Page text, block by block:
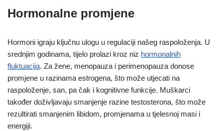
Hormonalne promjene
Hormoni igraju ključnu ulogu u regulaciji našeg raspoloženja. U
srednjim godinama, tijelo prolazi kroz niz hormonalnih
fluktuacija. Za žene, menopauza i perimenopauza donose
promjene u razinama estrogena, što može utjecati na
raspoloženje, san, pa čak i kognitivne funkcije. Muškarci
također doživljavaju smanjenje razine testosterona, što može
rezultirati smanjenim libidom, promjenama u tjelesnoj masi i
energiji.